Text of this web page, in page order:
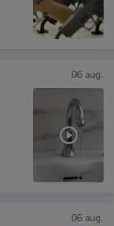
06 aug.
06 aug.